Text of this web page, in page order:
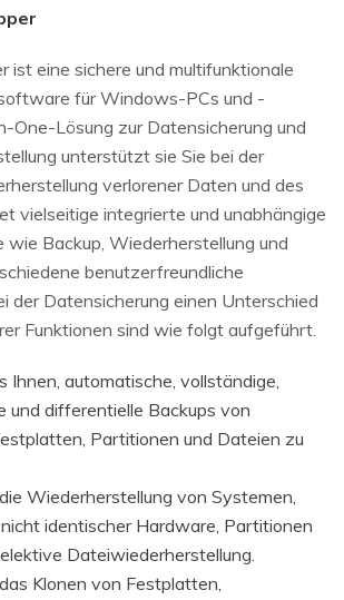
ist eine sichere und multifunktionale
für Windows-PCs und -
One-Lösung zur Datensicherung und
unterstützt sie Sie bei der
verlorener Daten und des
vielseitige integrierte und unabhängige
wie Backup, Wiederherstellung und
benutzerfreundliche
der Datensicherung einen Unterschied
Funktionen sind wie folgt aufgeführt.
Ihnen, automatische, vollständige,
und differentielle Backups von
Partitionen und Dateien zu
Wiederherstellung von Systemen,
identischer Hardware, Partitionen
Dateiwiederherstellung.
Klonen von Festplatten,